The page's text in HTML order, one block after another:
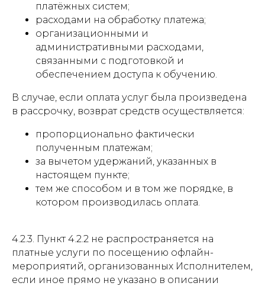
платёжных систем;
расходами на обработку платежа;
организационными и
административными расходами,
связанными с подготовкой и
обеспечением доступа к обучению.
В случае, если оплата услуг была произведена
в рассрочку, возврат средств осуществляется:
пропорционально фактически
полученным платежам;
за вычетом удержаний, указанных в
настоящем пункте;
тем же способом и в том же порядке, в
котором производилась оплата.
4.2.3. Пункт 4.2.2 не распространяется на
платные услуги по посещению офлайн-
мероприятий, организованных Исполнителем,
если иное прямо не указано в описании